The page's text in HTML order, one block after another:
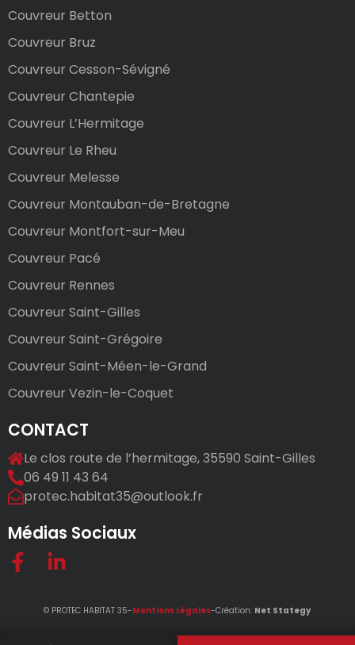
Couvreur Betton
Couvreur Bruz
Couvreur Cesson-Sévigné
Couvreur Chantepie
Couvreur L’Hermitage
Couvreur Le Rheu
Couvreur Melesse
Couvreur Montauban-de-Bretagne
Couvreur Montfort-sur-Meu
Couvreur Pacé
Couvreur Rennes
Couvreur Saint-Gilles
Couvreur Saint-Grégoire
Couvreur Saint-Méen-le-Grand
Couvreur Vezin-le-Coquet
CONTACT
Le clos route de l’hermitage, 35590 Saint-Gilles
06 49 11 43 64
protec.habitat35@outlook.fr
Médias Sociaux
© PROTEC HABITAT 35-Mentions Légales-Création: Net Stategy